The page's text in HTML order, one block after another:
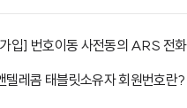
입] 번호이동 사전동의 ARS 전
텔레콤 태블릿소유자 회원번호란